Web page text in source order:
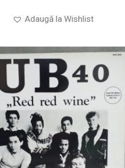
Adaugă la Wishlist